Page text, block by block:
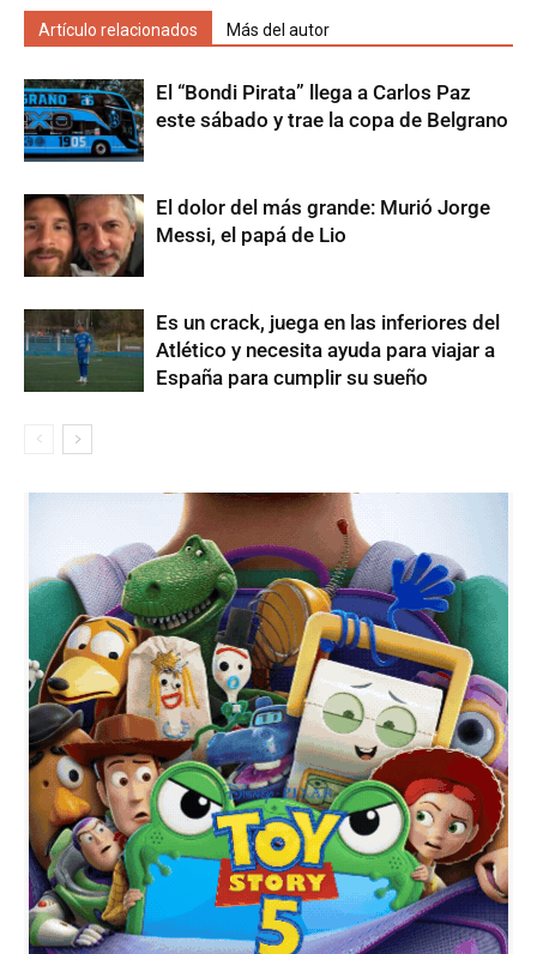
Artículo relacionados Más del autor
El “Bondi Pirata” llega a Carlos Paz
este sábado y trae la copa de Belgrano
El dolor del más grande: Murió Jorge
Messi, el papá de Lio
Es un crack, juega en las inferiores del
Atlético y necesita ayuda para viajar a
España para cumplir su sueño